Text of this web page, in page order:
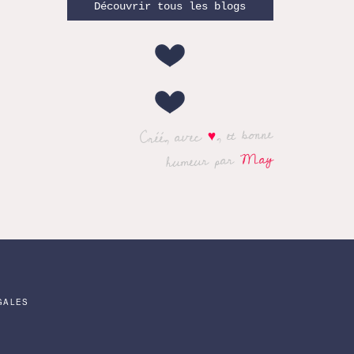
Découvrir tous les blogs
Créé, avec♥, et bonne
humeur parMay